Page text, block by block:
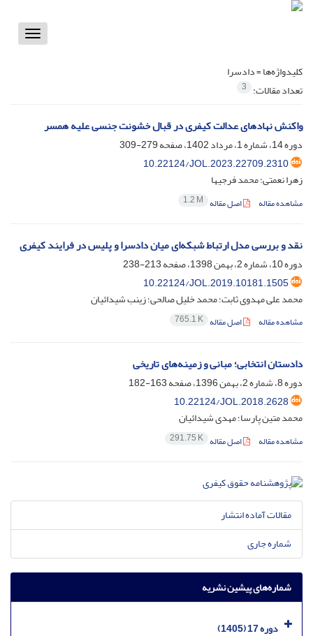
Toggle
کلیدواژه‌ها =دادسرا
تعداد مقالات: 3
واکنش نهادهای عدالت کیفری در قبال خشونت جنسی علیه همسر
دوره 14، شماره 1، مرداد 1402، صفحه
279-309
10.22124/JOL.2023.22709.2310
زهرا نعمتی؛ محمد فرجیها
مشاهده مقاله اصل مقاله 1.2 M
نقد و بررسی مدل ارتباط شبکه‌ای میان دادسرا و پلیس در فرایند کیفری
دوره 10، شماره 2، بهمن 1398، صفحه
213-238
10.22124/JOL.2019.10181.1505
محمد علی مهدوی ثابت؛ محمد خلیل صالحی؛ زینب شیدائیان
مشاهده مقاله اصل مقاله 765.1 K
دادستان انتخابی؛ مبانی و زمینه‌های تاریخی
دوره 8، شماره 2، بهمن 1396، صفحه
163-182
10.22124/JOL.2018.2628
محمد متین پارسا؛ مهدی شیدائیان
مشاهده مقاله اصل مقاله 291.75 K
مقالات آماده انتشار
شماره جاری
شماره‌های پیشین نشریه
دوره 17 (1405)